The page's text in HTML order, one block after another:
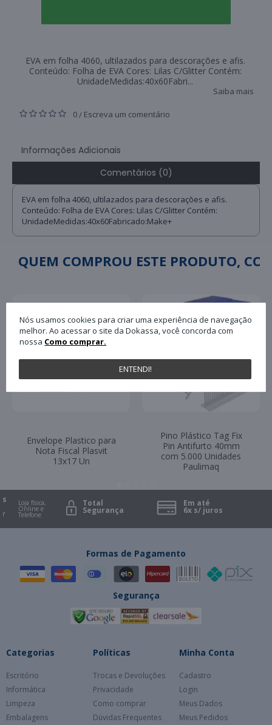
EVA em folha 4060, ultilazados para descorações e afis.
Conteúdo: Folha de EVA Cores: Lilas C/Glitter Contém:
UnidadeMedidas:40x60Fabri...
Saiba mais
0 / Escreva um comentário
Informações Adicionais
Comentários (0)
EVA em folha 4060, ultilazados para descorações e afis.
Conteúdo: Folha de EVA Cores: Lilas C/Glitter Contém:
UnidadeMedidas:40x60Fabricado:Make+
QUEM COMPROU ESTE PRODUTO,
Envelope Plastico para
Nota Fiscal Plasvit
13x17 Un
Pino Plástico Tag Fix
Pin Antifurto 40mm
com 5.000 Unidades
Paulimaq
Loja física,
Online e
Telefone
Total
Segurança
Em até
6x s/ juros
Nós usamos cookies para criar uma experiência de navegação
melhor. Ao acessar o site da Dokassa, você concorda com
nossa Como comprar.
ENTENDI!
Formas de Pagamento
Segurança
Categorias
Escritório
Informática
Limpeza
Embalagens
Políticas
Trocas e Devoluções
Privacidade
Como comprar
Dúvidas Frequentes
Minha Conta
Cadastro
Login
Meus Dados
Meus Pedidos